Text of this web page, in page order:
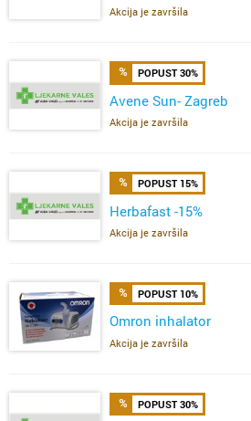
Akcija je završila
POPUST 30%
Avene Sun- Zagreb
Akcija je završila
POPUST 15%
Herbafast -15%
Akcija je završila
POPUST 10%
Omron inhalator
Akcija je završila
POPUST 30%